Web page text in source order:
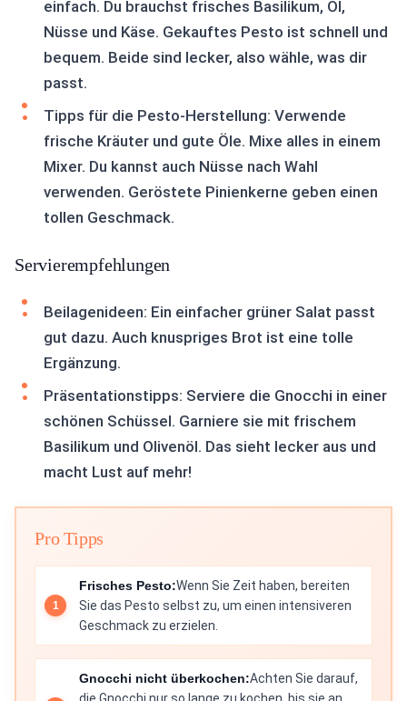
einfach. Du brauchst frisches Basilikum, Öl,
Nüsse und Käse. Gekauftes Pesto ist schnell und
bequem. Beide sind lecker, also wähle, was dir
passt.
Tipps für die Pesto-Herstellung: Verwende
frische Kräuter und gute Öle. Mixe alles in einem
Mixer. Du kannst auch Nüsse nach Wahl
verwenden. Geröstete Pinienkerne geben einen
tollen Geschmack.
Servierempfehlungen
Beilagenideen: Ein einfacher grüner Salat passt
gut dazu. Auch knuspriges Brot ist eine tolle
Ergänzung.
Präsentationstipps: Serviere die Gnocchi in einer
schönen Schüssel. Garniere sie mit frischem
Basilikum und Olivenöl. Das sieht lecker aus und
macht Lust auf mehr!
Pro Tipps
Frisches Pesto:Wenn Sie Zeit haben, bereiten
Sie das Pesto selbst zu, um einen intensiveren
Geschmack zu erzielen.
Gnocchi nicht überkochen:Achten Sie darauf,